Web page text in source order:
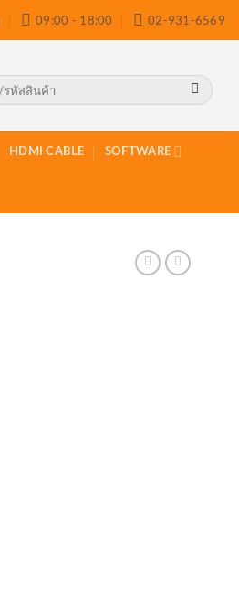
09:00 - 18:00 02-931-6569
HDMI CABLE SOFTWARE